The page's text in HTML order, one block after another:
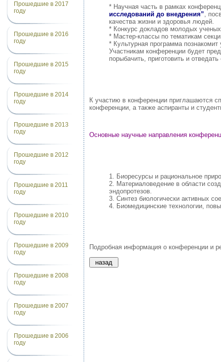
Прошедшие в 2017
году
Прошедшие в 2016
году
Прошедшие в 2015
году
Прошедшие в 2014
году
Прошедшие в 2013
году
Прошедшие в 2012
году
Прошедшие в 2011
году
Прошедшие в 2010
году
Прошедшие в 2009
году
Прошедшие в 2008
году
Прошедшие в 2007
году
Прошедшие в 2006
году
* Научная часть в рамках
исследований до внедрения”,
качества жизни и здоровья людей.
* Конкурс докладов молодых
* Мастер-классы по тематикам
* Культурная программа
Участникам конференции будет
порыбачить, приготовить и
К участию в конференции приглашаются
конференции, а также аспиранты и
Основные научные направления
1. Биоресурсы и рациональное
2. Материаловедение в области
эндопротезов.
3. Синтез биологически активных
4. Биомедицинские технологии,
Подробная информация о конференции и